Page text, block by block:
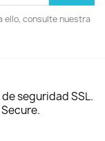
ello, consulte nuestra
seguridad SSL.